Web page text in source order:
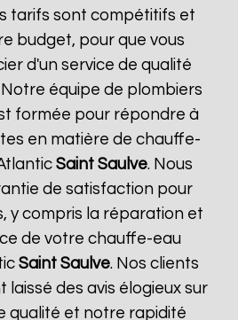
tarifs sont compétitifs et
budget, pour que vous
d'un service de qualité
Notre équipe de plombiers
formée pour répondre à
en matière de chauffe-
Saint Saulve. Nous
de satisfaction pour
y compris la réparation et
de votre chauffe-eau
Saint Saulve. Nos clients
laissé des avis élogieux sur
qualité et notre rapidité